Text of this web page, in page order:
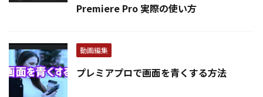
Premiere Pro 実際の使い方
動画編集
プレミアプロで画面を青くする方法